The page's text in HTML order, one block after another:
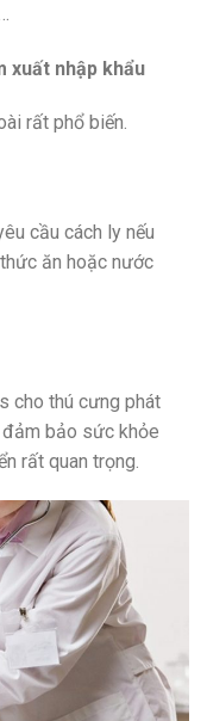
xuất nhập khẩu
rất phổ biến.
cầu cách ly nếu
ăn hoặc nước
cho thú cưng phát
bảo sức khỏe
rất quan trọng.